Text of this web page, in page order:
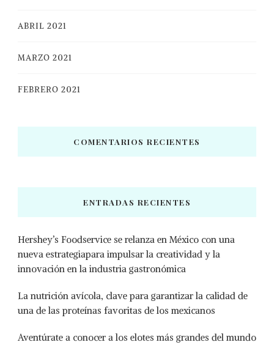
ABRIL 2021
MARZO 2021
FEBRERO 2021
COMENTARIOS RECIENTES
ENTRADAS RECIENTES
Hershey’s Foodservice se relanza en México con una
nueva estrategiapara impulsar la creatividad y la
innovación en la industria gastronómica
La nutrición avícola, clave para garantizar la calidad de
una de las proteínas favoritas de los mexicanos
Aventúrate a conocer a los elotes más grandes del mundo